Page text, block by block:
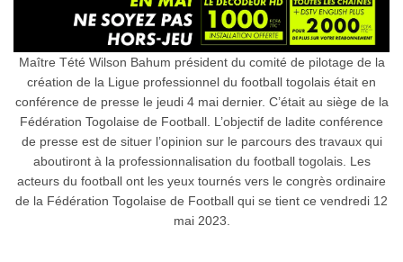
Maître Tété Wilson Bahum président du comité de pilotage de la
création de la Ligue professionnel du football togolais était en
conférence de presse le jeudi 4 mai dernier. C’était au siège de la
Fédération Togolaise de Football. L’objectif de ladite conférence
de presse est de situer l’opinion sur le parcours des travaux qui
aboutiront à la professionnalisation du football togolais. Les
acteurs du football ont les yeux tournés vers le congrès ordinaire
de la Fédération Togolaise de Football qui se tient ce vendredi 12
mai 2023.